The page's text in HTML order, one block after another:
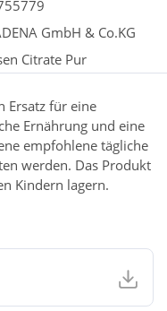
GmbH & Co.KG
Citrate Pur
Ersatz für eine
Ernährung und eine
empfohlene tägliche
werden. Das Produkt
Kindern lagern.